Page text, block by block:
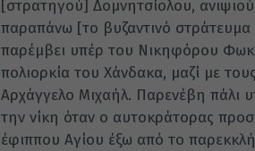
[στρατηγού] Δομνητσίολου,
παραπάνω [το βυζαντινό στράτευμα
παρέμβει υπέρ του Νικηφόρου
πολιορκία του Χάνδακα, μαζί με
Αρχάγγελο Μιχαήλ. Παρενέβη πάλι
την νίκη όταν ο αυτοκράτορας
έφιππου Αγίου έξω από το